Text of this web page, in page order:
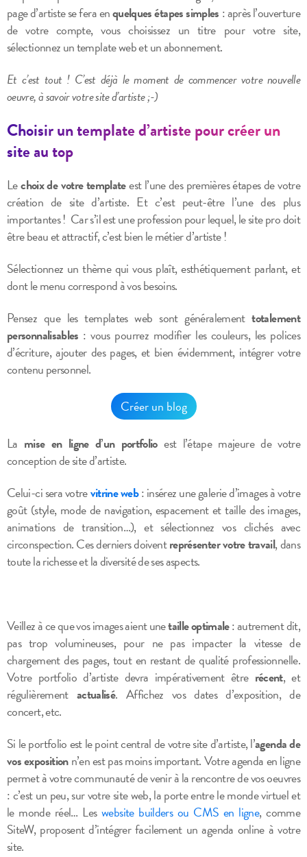
page d’artiste se fera enquelques étapes simples : après l’ouverture
de votre compte, vous choisissez un titre pour votre site,
sélectionnez un template web et un abonnement.
Et c’est tout ! C’est déjà le moment de commencer votre nouvelle
oeuvre, à savoir votre site d’artiste ;-)
Choisir un template d’artiste pour créer un
site au top
Lechoix de votre templateest l’une des premières étapes de votre
création de site d’artiste. Et c’est peut-être l’une des plus
importantes ! Car s’il est une profession pour lequel, le site pro doit
être beau et attractif, c’est bien le métier d’artiste !
Sélectionnez un thème qui vous plaît, esthétiquement parlant, et
dont le menu correspond à vos besoins.
Pensez que les templates web sont généralementtotalement
personnalisables : vous pourrez modifier les couleurs, les polices
d’écriture, ajouter des pages, et bien évidemment, intégrer votre
contenu personnel.
Créer un blog
La mise en ligne d’un portfolioest l’étape majeure de votre
conception de site d’artiste.
Celui-ci sera votrevitrine web: insérez une galerie d’images à votre
goût (style, mode de navigation, espacement et taille des images,
animations de transition…), et sélectionnez vos clichés avec
circonspection. Ces derniers doiventreprésenter votre travail, dans
toute la richesse et la diversité de ses aspects.
Veillez à ce que vos images aient unetaille optimale: autrement dit,
pas trop volumineuses, pour ne pas impacter la vitesse de
chargement des pages, tout en restant de qualité professionnelle.
Votre portfolio d’artiste devra impérativement être récent, et
régulièrement actualisé. Affichez vos dates d’exposition, de
concert, etc.
Si le portfolio est le point central de votre site d’artiste, l’agenda de
vos expositionn’en est pas moins important.Votre agenda en ligne
permet à votre communauté de venir à la rencontre de vos oeuvres
: c’est un peu, sur votre site web, la porte entre le monde virtuel et
le monde réel… Leswebsite builders ou CMS en ligne, comme
SiteW, proposent d’intégrer facilement un agenda online à votre
site.